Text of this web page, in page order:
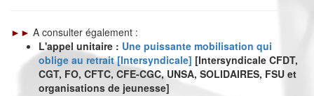
►► A consulter également :
L'appel unitaire : Une puissante mobilisation qui
oblige au retrait [Intersyndicale] [Intersyndicale CFDT,
CGT, FO, CFTC, CFE-CGC, UNSA, SOLIDAIRES, FSU et
organisations de jeunesse]